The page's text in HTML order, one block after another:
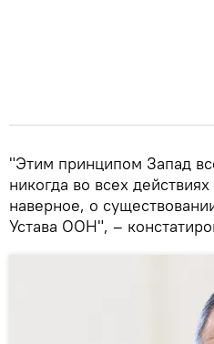
"Этим принципом Запад
никогда во всех
наверное, о
Устава ООН", –